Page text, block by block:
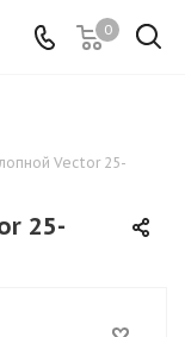
0
Vector 25-
25-